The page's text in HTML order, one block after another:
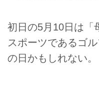
初日の5月10日は「
スポーツであるゴ
の日かもしれない。